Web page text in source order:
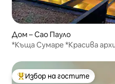
Дом – Сао Пауло
*Къща Сумаре *Красива
Най-популярен избор на
Избор на гостите